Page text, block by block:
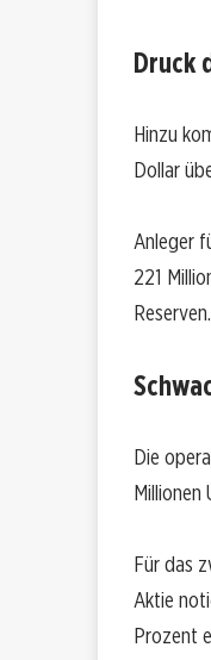
Druck
Hinzu
Dollar
Anleger
221
Reserven.
Die
Millionen
Für das
Aktie
Prozent